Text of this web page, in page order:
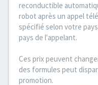
reconductible
robot après un appel
spécifié selon votre
pays de l'appelant.
Ces prix peuvent
des formules peut
promotion.